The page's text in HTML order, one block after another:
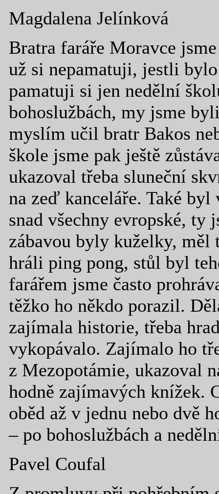
Magdalena Jelínková
Bratra faráře Moravce
už si nepamatuji, jestli
pamatuji si jen nedělní
bohoslužbách, my jsme
myslím učil bratr Bakos
škole jsme pak ještě
ukazoval třeba sluneční
na zeď kanceláře. Také
snad všechny evropské,
zábavou byly kuželky, měl
hráli ping pong, stůl byl
farářem jsme často
těžko ho někdo porazil.
zajímala historie, třeba
vykopávalo. Zajímalo ho
z Mezopotámie, ukazoval
hodně zajímavých knížek.
oběd až v jednu nebo dvě
– po bohoslužbách a
Pavel Coufal